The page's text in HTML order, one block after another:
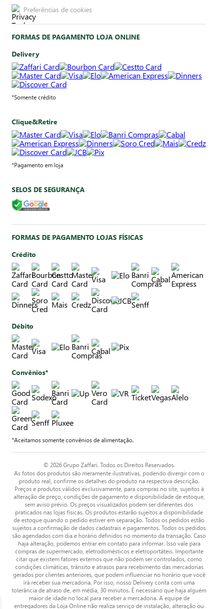
Preferências de cookies
FORMAS DE PAGAMENTO LOJA ONLINE
Delivery
*Somente crédito
Clique&Retire
*Pagamento em loja
SELOS DE SEGURANÇA
FORMAS DE PAGAMENTO LOJAS FÍSICAS
Crédito
Débito
Convênios*
*Aceitamos somente convênios de alimentação.
© 2026 Grupo Zaffari. Todos os Direitos Reservados.
As fotos dos produtos são meramente ilustrativas, podendo divergir com o
produto real, confirme os detalhes do produto na respectiva descrição.
Preços e produtos válidos exclusivamente, para compras no site, sujeitos à
alteração de preço, condições de pagamento e disponibilidade de estoque,
sem aviso prévio. Os preços visualizados podem ser diferentes dos
praticados nas lojas físicas. Os produtos estarão sujeitos a disponibilidade
de estoque quando o pedido estiver em separação. Todos os pedidos estão
sujeitos a confirmação de dados cadastrais e pagamentos. Todos os pedidos
são agendados com dia e horário definidos no momento da transação. Caso
haja alteração, podemos entrar em contato para informar. Isso vale para
compras de supermercado, eletrodomésticos e eletroportáteis. Importante
citar que existem fatores externos que não podem ser controlados, como
condições climáticas, trânsito e atrasos para recebimento das mercadorias
gerados por clientes anteriores, que podem influenciar no horário que você
irá receber sua mercadoria. Por isso, nosso Delivery conta com uma
tolerância de atraso de, em média, 30 minutos. É necessário que haja alguém
maior de idade no local para receber a mercadoria. A equipe de
entregadores da Loja Online não realiza serviço de instalação, alteração ou